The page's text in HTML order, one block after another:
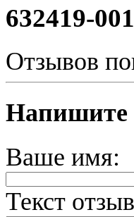
632419-
Отзывов
Напишите
Ваше имя:
Текст